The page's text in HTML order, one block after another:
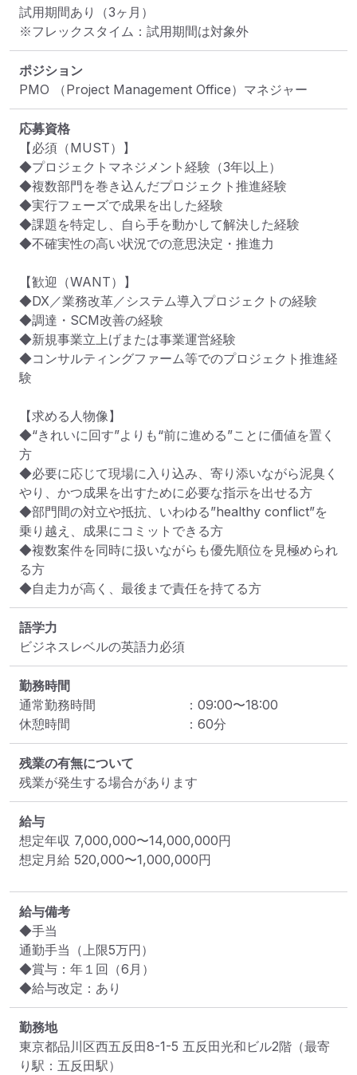
試用期間あり（3ヶ月）
※フレックスタイム：試用期間は対象外
ポジション
PMO （Project Management Office）マネジャー
応募資格
【必須（MUST）】
◆プロジェクトマネジメント経験（3年以上）
◆複数部門を巻き込んだプロジェクト推進経験
◆実行フェーズで成果を出した経験
◆課題を特定し、自ら手を動かして解決した経験
◆不確実性の高い状況での意思決定・推進力
【歓迎（WANT）】
◆DX／業務改革／システム導入プロジェクトの経験
◆調達・SCM改善の経験
◆新規事業立上げまたは事業運営経験
◆コンサルティングファーム等でのプロジェクト推進経
験
【求める人物像】
◆“きれいに回す”よりも“前に進める”ことに価値を置く
方
◆必要に応じて現場に入り込み、寄り添いながら泥臭く
やり、かつ成果を出すために必要な指示を出せる方
◆部門間の対立や抵抗、いわゆる”healthy conflict”を
乗り越え、成果にコミットできる方
◆複数案件を同時に扱いながらも優先順位を見極められ
る方
◆自走力が高く、最後まで責任を持てる方
語学力
ビジネスレベルの英語力必須
勤務時間
通常勤務時間
： 09:00〜18:00
休憩時間
： 60分
残業の有無について
残業が発生する場合があります
給与
想定年収 7,000,000〜14,000,000円
想定月給 520,000〜1,000,000円
給与備考
◆手当
通勤手当（上限5万円）
◆賞与：年１回（6月）
◆給与改定：あり
勤務地
東京都品川区西五反田8-1-5 五反田光和ビル2階 （最寄
り駅：五反田駅）